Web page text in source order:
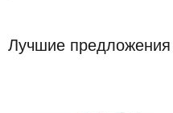
Лучшие предложения